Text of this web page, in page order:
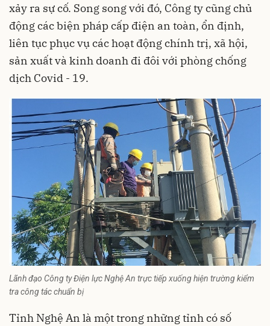
xảy ra sự cố. Song song với đó, Công ty cũng chủ
động các biện pháp cấp điện an toàn, ổn định,
liên tục phục vụ các hoạt động chính trị, xã hội,
sản xuất và kinh doanh đi đôi với phòng chống
dịch Covid - 19.
Lãnh đạo Công ty Điện lực Nghệ An trực tiếp xuống hiện trường kiểm
tra công tác chuẩn bị
Tỉnh Nghệ An là một trong những tỉnh có số